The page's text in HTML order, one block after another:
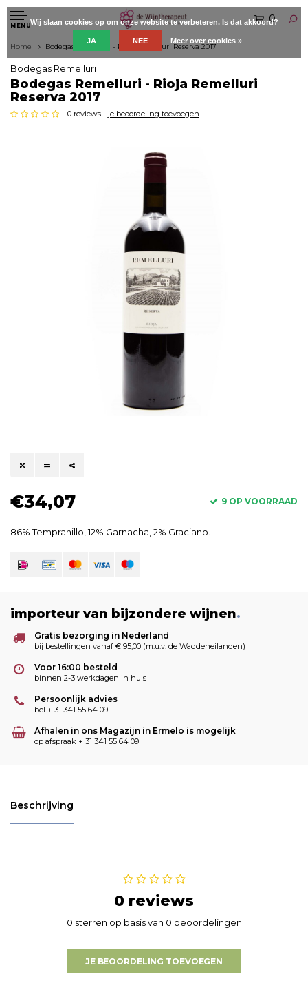
MENU
0
Home Bodegas Remelluri - Rioja Remelluri Reserva 2017
Bodegas Remelluri
Bodegas Remelluri - Rioja Remelluri
Reserva 2017
0 reviews - je beoordeling toevoegen
€34,07 9 OP VOORRAAD
86% Tempranillo, 12% Garnacha, 2% Graciano.
importeur van bijzondere wijnen.
Gratis bezorging in Nederland
bij bestellingen vanaf € 95,00 (m.u.v. de Waddeneilanden)
Voor 16:00 besteld
binnen 2-3 werkdagen in huis
Persoonlijk advies
bel + 31 341 55 64 09
Afhalen in ons Magazijn in Ermelo is mogelijk
op afspraak + 31 341 55 64 09
Beschrijving
0 reviews
0 sterren op basis van 0 beoordelingen
JE BEOORDELING TOEVOEGEN
Wij slaan cookies op om onze website te verbeteren. Is dat akkoord?
JA NEE Meer over cookies »